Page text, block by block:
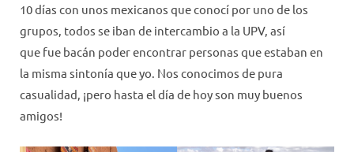
10 días con unos mexicanos que conocí por uno de los
grupos, todos se iban de intercambio a la UPV, así
que fue bacán poder encontrar personas que estaban en
la misma sintonía que yo. Nos conocimos de pura
casualidad, ¡pero hasta el día de hoy son muy buenos
amigos!